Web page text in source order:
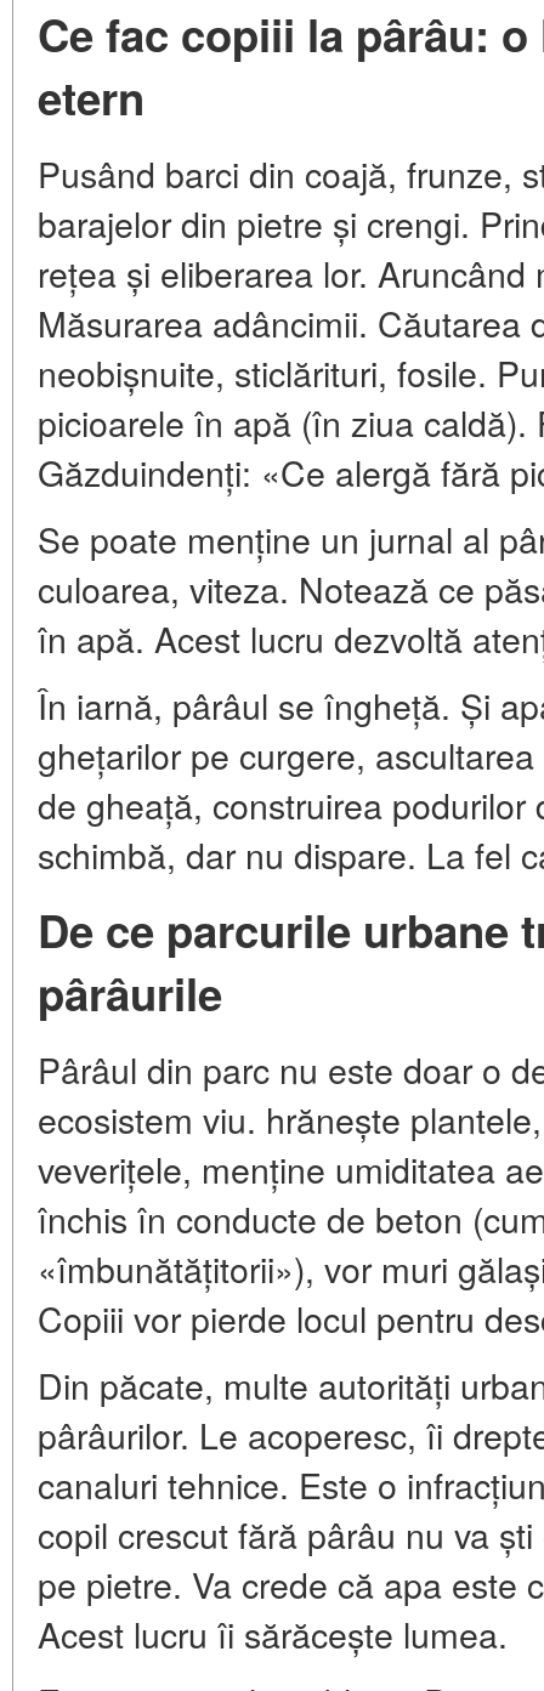
Ce fac copiii la pârâu:
etern
Pusând barci din coajă, frunze,
barajelor din pietre și crengi.
rețea și eliberarea lor.
Măsurarea adâncimii.
neobișnuite, sticlărituri, fosile.
picioarele în apă (în ziua caldă).
Găzduindenți: «Ce alergă fără
Se poate menține un jurnal al
culoarea, viteza. Notează ce
în apă. Acest lucru dezvoltă
În iarnă, pârâul se îngheță. Și
ghețarilor pe curgere,
de gheață, construirea podurilor
schimbă, dar nu dispare. La fel
De ce parcurile urbane
pârâurile
Pârâul din parc nu este doar o
ecosistem viu. hrănește
veverițele, menține umiditatea
închis în conducte de beton
«îmbunătățitorii»), vor muri
Copiii vor pierde locul pentru
Din păcate, multe autorități
pârâurilor. Le acoperesc, îi
canaluri tehnice. Este o
copil crescut fără pârâu nu va
pe pietre. Va crede că apa este
Acest lucru îi sărăcește lumea.